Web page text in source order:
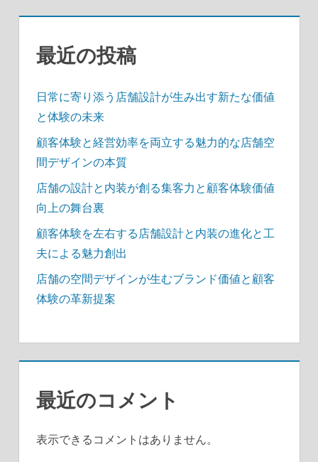
ョ
ン
最近の投稿
日常に寄り添う店舗設計が生み出す新たな価値
と体験の未来
顧客体験と経営効率を両立する魅力的な店舗空
間デザインの本質
店舗の設計と内装が創る集客力と顧客体験価値
向上の舞台裏
顧客体験を左右する店舗設計と内装の進化と工
夫による魅力創出
店舗の空間デザインが生むブランド価値と顧客
体験の革新提案
最近のコメント
表示できるコメントはありません。